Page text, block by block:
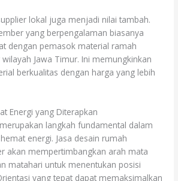
lokal juga menjadi nilai tambah.
yang berpengalaman biasanya
dengan pemasok material ramah
Jawa Timur. Ini memungkinkan
berkualitas dengan harga yang lebih
Energi yang Diterapkan
langkah fundamental dalam
energi. Jasa desain rumah
akan mempertimbangkan arah mata
matahari untuk menentukan posisi
yang tepat dapat memaksimalkan